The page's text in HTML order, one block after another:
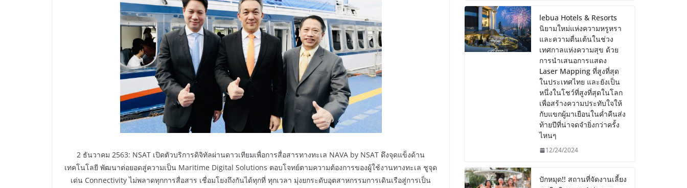
2 ธันวาคม 2563: NSAT เปิดตัวบริการดิจิทัลผ่านดาวเทียมเพื่อการสื่อสารทางทะเล NAVA by NSAT ดึงจุดแข็งด้าน
เทคโนโลยี พัฒนาต่อยอดสู่ความเป็น Maritime Digital Solutions ตอบโจทย์ตามความต้องการของผู้ใช้งานทางทะเล ชูจุด
เด่น Connectivity ไม่พลาดทุกการสื่อสาร เชื่อมโยงถึงกันได้ทุกที่ ทุกเวลา มุ่งยกระดับอุตสาหกรรมการเดินเรือสู่การเป็น
lebua Hotels & Resorts
นิยามใหม่แห่งความหรูหรา
และความตื่นเต้นในช่วง
เทศกาลแห่งความสุข ด้วย
การนำเสนอการแสดง
Laser Mapping ที่สูงที่สุด
ในประเทศไทย และยังเป็น
หนึ่งในโชว์ที่สูงที่สุดในโลก
เพื่อสร้างความประทับใจให้
กับแขกผู้มาเยือนในค่ำคืนส่ง
ท้ายปีที่น่าจดจำยิ่งกว่าครั้ง
ไหนๆ
12/24/2024
ปักหมุด!! สถานที่จัดงานเลี้ยง